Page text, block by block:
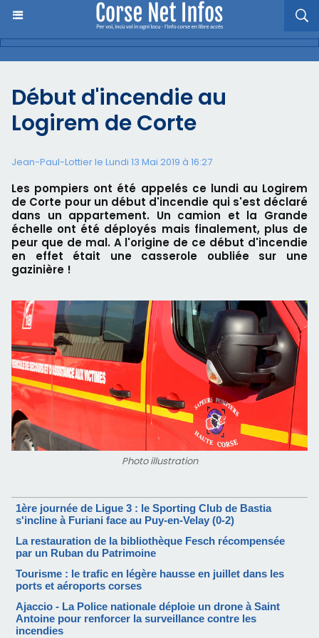
Début d'incendie au
Logirem de Corte
Jean-Paul-Lottier le Lundi 13 Mai 2019 à 16:27
Les pompiers ont été appelés ce lundi au Logirem
de Corte pour un début d'incendie qui s'est déclaré
dans un appartement. Un camion et la Grande
échelle ont été déployés mais finalement, plus de
peur que de mal. A l'origine de ce début d'incendie
en effet était une casserole oubliée sur une
gazinière !
Photo illustration
1ère journée de Ligue 3 : le Sporting Club de Bastia
s'incline à Furiani face au Puy-en-Velay (0-2)
La restauration de la bibliothèque Fesch récompensée
par un Ruban du Patrimoine
Tourisme : le trafic en légère hausse en juillet dans les
ports et aéroports corses
Ajaccio - La Police nationale déploie un drone à Saint
Antoine pour renforcer la surveillance contre les
incendies